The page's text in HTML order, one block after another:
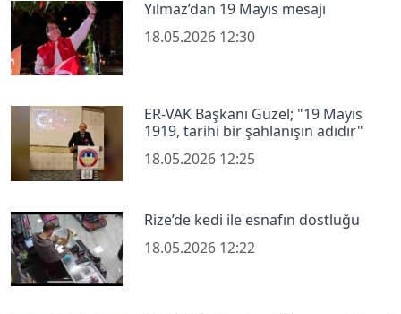
Yılmaz’dan 19 Mayıs mesajı
18.05.2026 12:30
ER-VAK Başkanı Güzel; "19 Mayıs
1919, tarihi bir şahlanışın adıdır"
18.05.2026 12:25
Rize’de kedi ile esnafın dostluğu
18.05.2026 12:22